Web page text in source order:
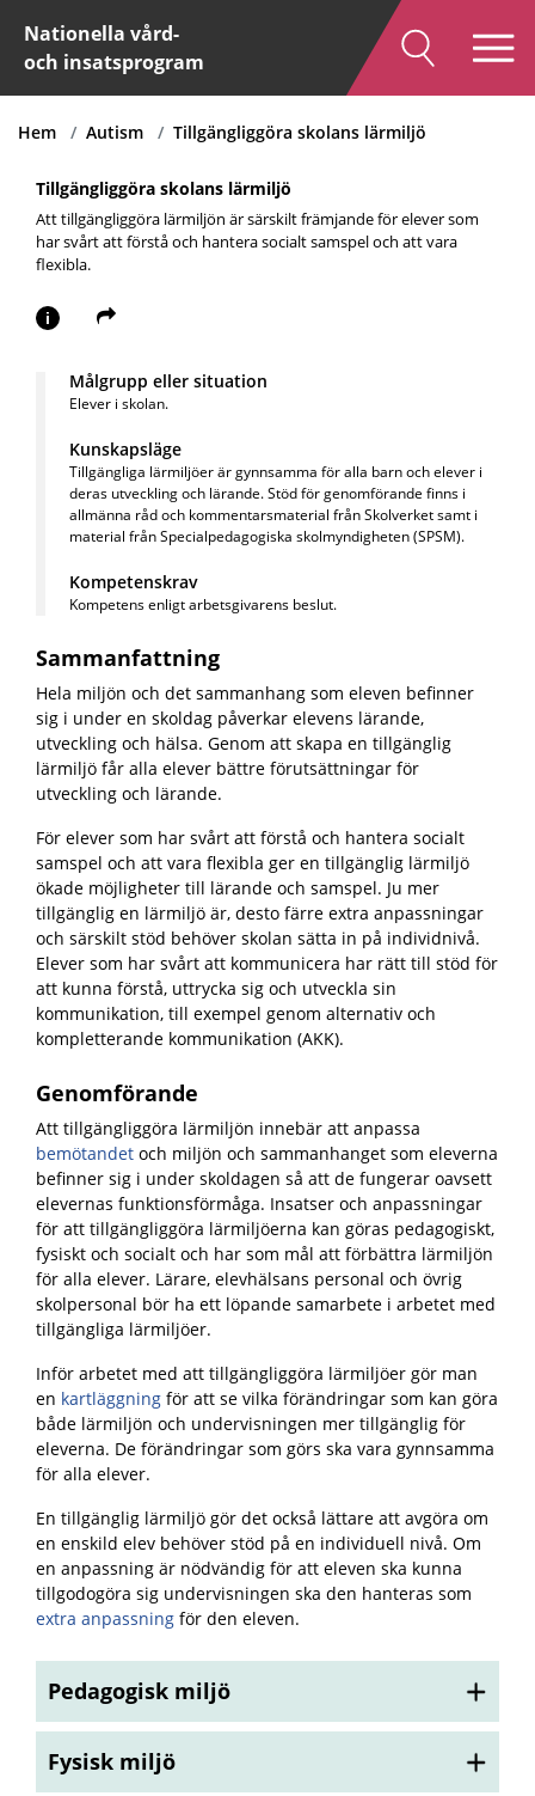
Nationella vård-
och insatsprogram
Hem Autism Tillgängliggöra skolans lärmiljö
Tillgängliggöra skolans lärmiljö
Att tillgängliggöra lärmiljön är särskilt främjande för elever som
har svårt att förstå och hantera socialt samspel och att vara
flexibla.
i
Målgrupp eller situation
Elever i skolan.
Kunskapsläge
Tillgängliga lärmiljöer är gynnsamma för alla barn och elever i
deras utveckling och lärande. Stöd för genomförande finns i
allmänna råd och kommentarsmaterial från Skolverket samt i
material från Specialpedagogiska skolmyndigheten (SPSM).
Kompetenskrav
Kompetens enligt arbetsgivarens beslut.
Sammanfattning
Hela miljön och det sammanhang som eleven befinner
sig i under en skoldag påverkar elevens lärande,
utveckling och hälsa. Genom att skapa en tillgänglig
lärmiljö får alla elever bättre förutsättningar för
utveckling och lärande.
För elever som har svårt att förstå och hantera socialt
samspel och att vara flexibla ger en tillgänglig lärmiljö
ökade möjligheter till lärande och samspel. Ju mer
tillgänglig en lärmiljö är, desto färre extra anpassningar
och särskilt stöd behöver skolan sätta in på individnivå.
Elever som har svårt att kommunicera har rätt till stöd för
att kunna förstå, uttrycka sig och utveckla sin
kommunikation, till exempel genom alternativ och
kompletterande kommunikation (AKK).
Genomförande
Att tillgängliggöra lärmiljön innebär att anpassa
bemötandet och miljön och sammanhanget som eleverna
befinner sig i under skoldagen så att de fungerar oavsett
elevernas funktionsförmåga. Insatser och anpassningar
för att tillgängliggöra lärmiljöerna kan göras pedagogiskt,
fysiskt och socialt och har som mål att förbättra lärmiljön
för alla elever. Lärare, elevhälsans personal och övrig
skolpersonal bör ha ett löpande samarbete i arbetet med
tillgängliga lärmiljöer.
Inför arbetet med att tillgängliggöra lärmiljöer gör man
en kartläggning för att se vilka förändringar som kan göra
både lärmiljön och undervisningen mer tillgänglig för
eleverna. De förändringar som görs ska vara gynnsamma
för alla elever.
En tillgänglig lärmiljö gör det också lättare att avgöra om
en enskild elev behöver stöd på en individuell nivå. Om
en anpassning är nödvändig för att eleven ska kunna
tillgodogöra sig undervisningen ska den hanteras som
extra anpassning för den eleven.
Pedagogisk miljö
Fysisk miljö